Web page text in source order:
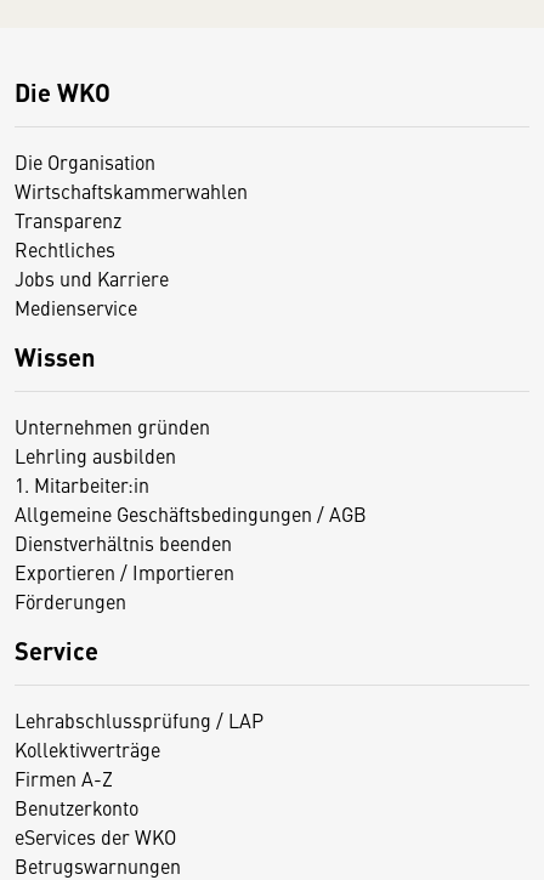
Die WKO
Die Organisation
Wirtschaftskammerwahlen
Transparenz
Rechtliches
Jobs und Karriere
Medienservice
Wissen
Unternehmen gründen
Lehrling ausbilden
1. Mitarbeiter:in
Allgemeine Geschäftsbedingungen / AGB
Dienstverhältnis beenden
Exportieren / Importieren
Förderungen
Service
Lehrabschlussprüfung / LAP
Kollektivverträge
Firmen A-Z
Benutzerkonto
eServices der WKO
Betrugswarnungen